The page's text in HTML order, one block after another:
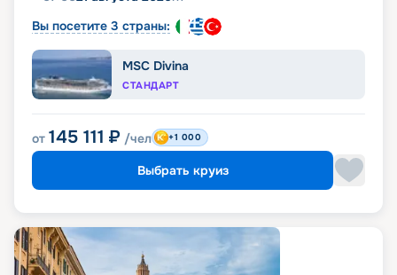
Вы посетите 3 страны:
MSC Divina
СТАНДАРТ
от 145 111 ₽ /чел +1 000
Выбрать круиз